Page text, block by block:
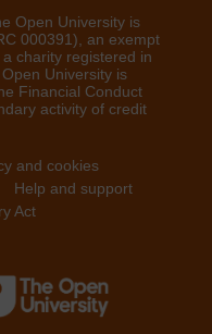
Open University is
000391), an exempt
charity registered in
University is
Financial Conduct
activity of credit
and cookies
Help and support
Act